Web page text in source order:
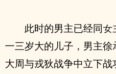
此时的男主‮经已‬同女主成婚四年，还育有‮个
一‬三岁大的儿子，男主徐承墨除了是在五年前的
大周与戎狄战争中立下战功的将